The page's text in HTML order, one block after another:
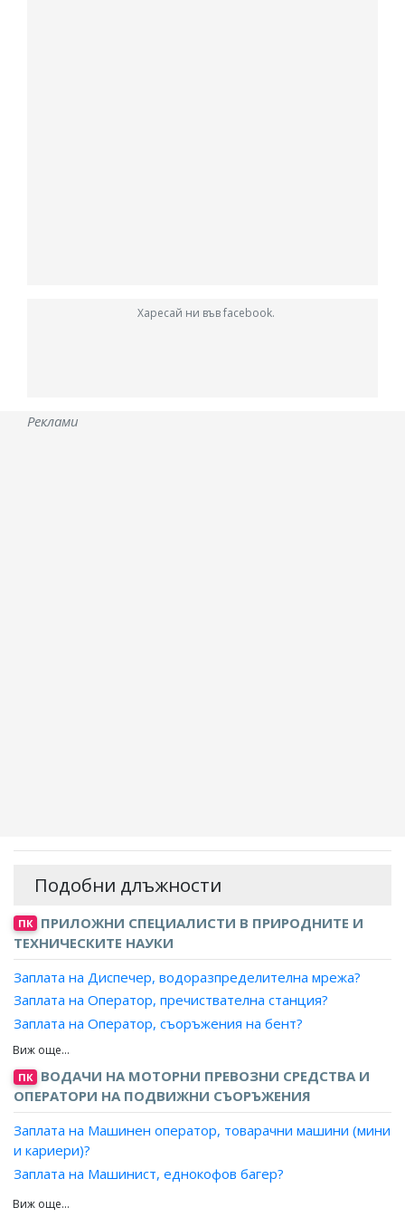
Харесай ни във facebook.
Реклами
Подобни длъжности
ПК
ПРИЛОЖНИ СПЕЦИАЛИСТИ В ПРИРОДНИТЕ И
ТЕХНИЧЕСКИТЕ НАУКИ
Заплата на Диспечер, водоразпределителна мрежа?
Заплата на Оператор, пречиствателна станция?
Заплата на Оператор, съоръжения на бент?
Заплата на Оператор, вентилационно оборудване?
Заплата на Оператор, воднопреработвателна станция?
Заплата на Оператор, воднопречиствателна станция?
Заплата на Оператор, компресор?
Заплата на Оператор, пещ за горене на отпадъци
(изхвърляне на отпадъчни материали)?
Заплата на Оператор, помпена станция?
Заплата на Оператор, пречиствателна инсталация?
ПК ВОДАЧИ НА МОТОРНИ ПРЕВОЗНИ СРЕДСТВА И
ОПЕРАТОРИ НА ПОДВИЖНИ СЪОРЪЖЕНИЯ
Заплата на Машинен оператор, товарачни машини (мини
и кариери)?
Заплата на Машинист, еднокофов багер?
Заплата на Машинист, многокофов багер?